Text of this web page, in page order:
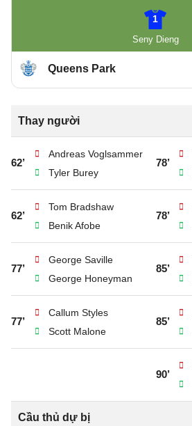
1
Seny Dieng
Queens Park
Thay người
62’
Andreas Voglsammer
Tyler Burey
78’
62’
Tom Bradshaw
Benik Afobe
78’
77’
George Saville
George Honeyman
85’
77’
Callum Styles
Scott Malone
85’
90’
Cầu thủ dự bị